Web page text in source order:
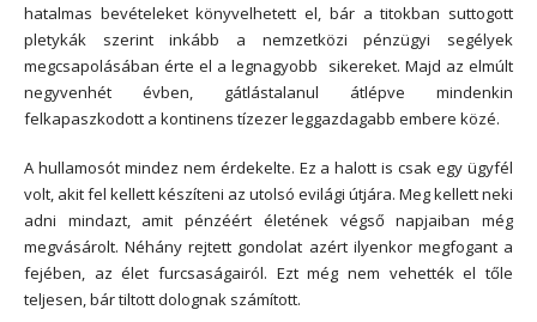
hatalmas bevételeket könyvelhetett el, bár a titokban suttogott
pletykák szerint inkább a nemzetközi pénzügyi segélyek
megcsapolásában érte el a legnagyobb sikereket. Majd az elmúlt
negyvenhét évben, gátlástalanul átlépve mindenkin
felkapaszkodott a kontinens tízezer leggazdagabb embere közé.
A hullamosót mindez nem érdekelte. Ez a halott is csak egy ügyfél
volt, akit fel kellett készíteni az utolsó evilági útjára. Meg kellett neki
adni mindazt, amit pénzéért életének végső napjaiban még
megvásárolt. Néhány rejtett gondolat azért ilyenkor megfogant a
fejében, az élet furcsaságairól. Ezt még nem vehették el tőle
teljesen, bár tiltott dolognak számított.